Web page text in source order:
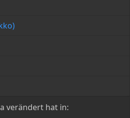
verändert hat in: